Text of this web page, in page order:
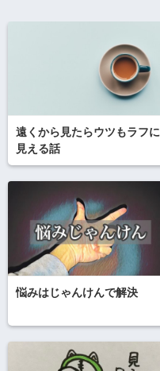
遠くから見たらウツもラフに
見える話
悩みはじゃんけんで解決